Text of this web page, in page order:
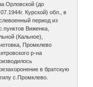
Орловской (до
Курской) обл., в
период из
Виженка,
(Кальное),
Промклево
р-на
в братскую
с.Промклево.